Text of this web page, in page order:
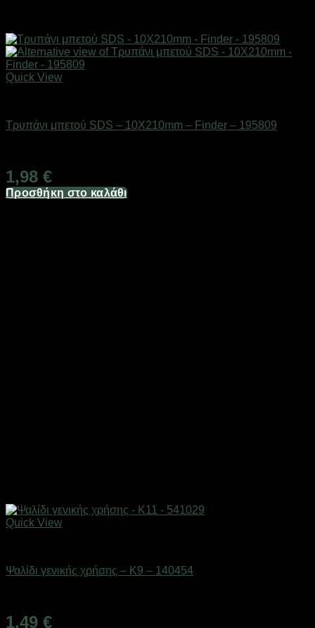
Quick View
Τρυπάνι μπετού SDS – 10Χ210mm – Finder – 195809
1,98 €
Προσθήκη στο καλάθι
Quick View
Ψαλίδι γενικής χρήσης – K9 – 140454
1,49 €